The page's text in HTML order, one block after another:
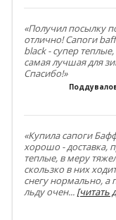
«Получил посылку
отлично! Сапоги
black - супер
самая лучшая для
Спасибо!»
«Купила сапоги
хорошо - доставка,
теплые, в меру
скользко в них
снегу нормально, а
льду очен... [читать